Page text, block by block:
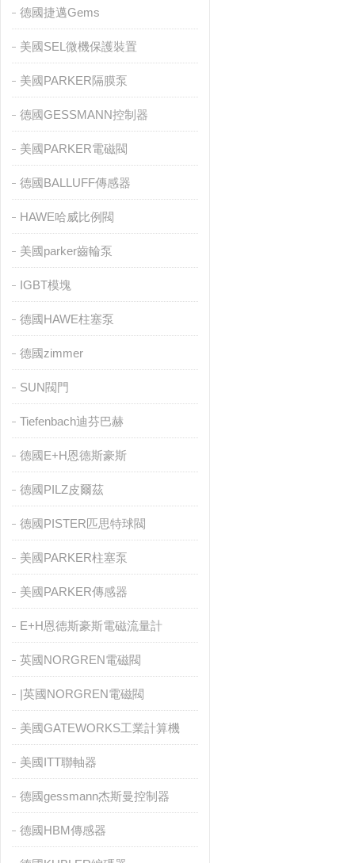
德國捷邁Gems
美國SEL微機保護裝置
美國PARKER隔膜泵
德國GESSMANN控制器
美國PARKER電磁閥
德國BALLUFF傳感器
HAWE哈威比例閥
美國parker齒輪泵
IGBT模塊
德國HAWE柱塞泵
德國zimmer
SUN閥門
Tiefenbach迪芬巴赫
德國E+H恩德斯豪斯
德國PILZ皮爾茲
德國PISTER匹思特球閥
美國PARKER柱塞泵
美國PARKER傳感器
E+H恩德斯豪斯電磁流量計
英國NORGREN電磁閥
|英國NORGREN電磁閥
美國GATEWORKS工業計算機
美國ITT聯軸器
德國gessmann杰斯曼控制器
德國HBM傳感器